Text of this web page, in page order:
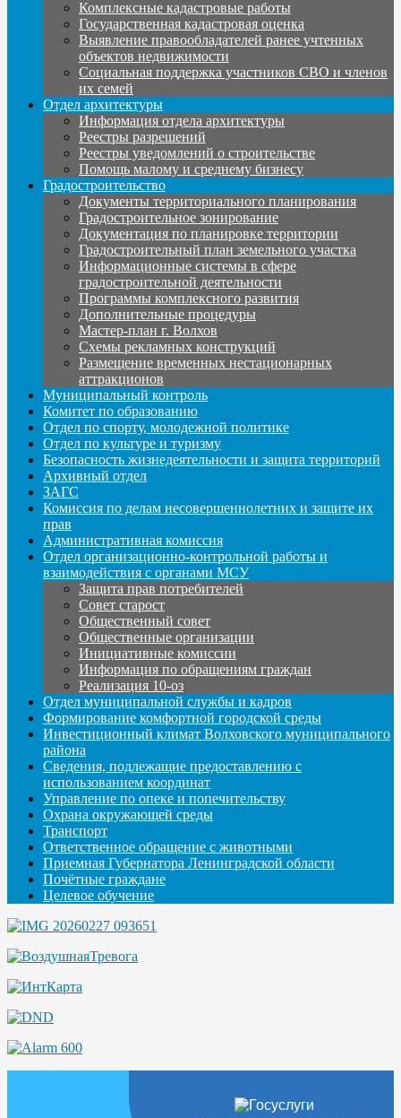
Комплексные кадастровые работы
Государственная кадастровая оценка
Выявление правообладателей ранее учтенных
объектов недвижимости
Социальная поддержка участников СВО и членов
их семей
Отдел архитектуры
Информация отдела архитектуры
Реестры разрешений
Реестры уведомлений о строительстве
Помощь малому и среднему бизнесу
Градостроительство
Документы территориального планирования
Градостроительное зонирование
Документация по планировке территории
Градостроительный план земельного участка
Информационные системы в сфере
градостроительной деятельности
Программы комплексного развития
Дополнительные процедуры
Мастер-план г. Волхов
Схемы рекламных конструкций
Размещение временных нестационарных
аттракционов
Муниципальный контроль
Комитет по образованию
Отдел по спорту, молодежной политике
Отдел по культуре и туризму
Безопасность жизнедеятельности и защита территорий
Архивный отдел
ЗАГС
Комиссия по делам несовершеннолетних и защите их
прав
Административная комиссия
Отдел организационно-контрольной работы и
взаимодействия с органами МСУ
Защита прав потребителей
Совет старост
Общественный совет
Общественные организации
Инициативные комиссии
Информация по обращениям граждан
Реализация 10-оз
Отдел муниципальной службы и кадров
Формирование комфортной городской среды
Инвестиционный климат Волховского муниципального
района
Сведения, подлежащие предоставлению с
использованием координат
Управление по опеке и попечительству
Охрана окружающей среды
Транспорт
Ответственное обращение с животными
Приемная Губернатора Ленинградской области
Почётные граждане
Целевое обучение